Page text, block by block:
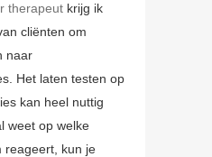
therapeut krijg ik
cliënten om
naar
Het laten testen op
kan heel nuttig
weet op welke
reageert, kun je